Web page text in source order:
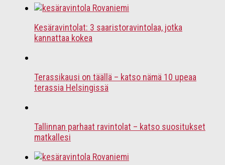
Kesäravintolat: 3 saaristoravintolaa, jotka
kannattaa kokea
Terassikausi on täällä – katso nämä 10 upeaa
terassia Helsingissä
Tallinnan parhaat ravintolat – katso suositukset
matkallesi